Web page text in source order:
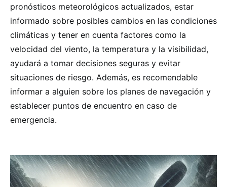
pronósticos meteorológicos actualizados, estar
informado sobre posibles cambios en las condiciones
climáticas y tener en cuenta factores como la
velocidad del viento, la temperatura y la visibilidad,
ayudará a tomar decisiones seguras y evitar
situaciones de riesgo. Además, es recomendable
informar a alguien sobre los planes de navegación y
establecer puntos de encuentro en caso de
emergencia.